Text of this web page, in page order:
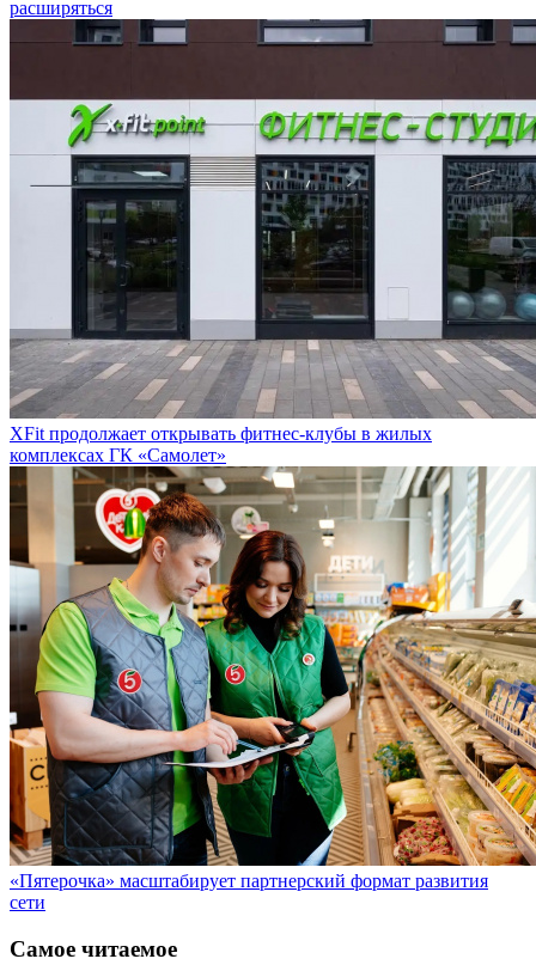
XFit продолжает открывать фитнес-клубы в жилых
комплексах ГК «Самолет»
«Пятерочка» масштабирует партнерский формат развития
сети